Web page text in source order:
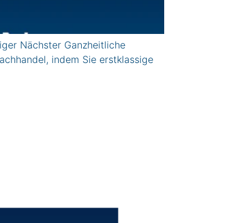
Nächster Ganzheitliche
indem Sie erstklassige